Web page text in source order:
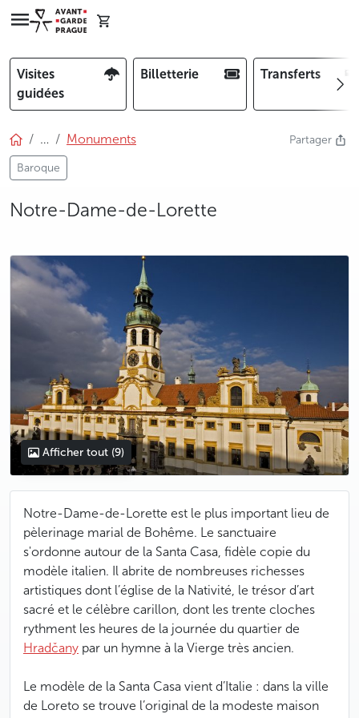
Visites
guidées
Billetterie Transferts
… Monuments
Baroque
Partager
Notre-Dame-de-Lorette
photo 5
photo 6
photo 7
photo 8
photo 9
Afficher tout (9)
Notre-Dame-de-Lorette est le plus important lieu de
pèlerinage marial de Bohême. Le sanctuaire
s'ordonne autour de la Santa Casa, fidèle copie du
modèle italien. Il abrite de nombreuses richesses
artistiques dont l’église de la Nativité, le trésor d’art
sacré et le célèbre carillon, dont les trente cloches
rythment les heures de la journée du quartier de
Hradčany par un hymne à la Vierge très ancien.
Le modèle de la Santa Casa vient d’Italie : dans la ville
de Loreto se trouve l’original de la modeste maison